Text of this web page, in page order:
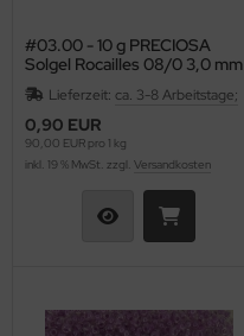
#03.00 - 10 g PRECIOSA
Solgel Rocailles 08/0 3,0 mm
- Opal Sapphire
Lieferzeit: ca. 3-8 Arbeitstage;
0,90 EUR
90,00 EUR pro 1 kg
inkl. 19 % MwSt. zzgl. Versandkosten